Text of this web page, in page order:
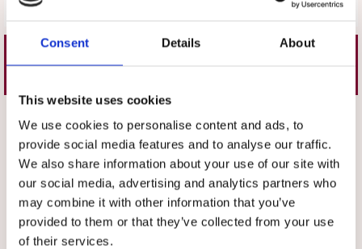
Consent Details About
This website uses cookies
We use cookies to personalise content and ads, to
provide social media features and to analyse our traffic.
We also share information about your use of our site with
our social media, advertising and analytics partners who
may combine it with other information that you’ve
provided to them or that they’ve collected from your use
of their services.
Liknande produkter
Välj storlek Välj storlek